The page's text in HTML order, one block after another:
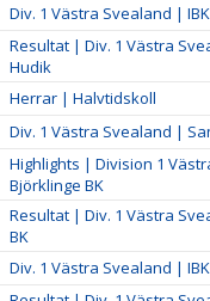
Div. 1 Västra Svealand |
Resultat | Div. 1 Västra
Hudik
Herrar | Halvtidskoll
Div. 1 Västra Svealand |
Highlights | Division 1
Björklinge BK
Resultat | Div. 1 Västra
BK
Div. 1 Västra Svealand |